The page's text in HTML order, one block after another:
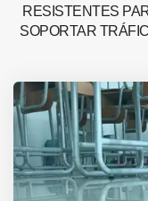
RESISTENTES
SOPORTAR